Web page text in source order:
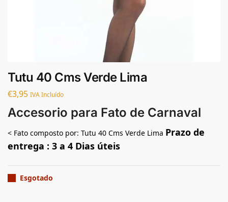
Tutu 40 Cms Verde Lima
€3,95 IVA Incluído
Accesorio para Fato de Carnaval
< Fato composto por: Tutu 40 Cms Verde Lima Prazo de
entrega : 3 a 4 Dias úteis
Esgotado